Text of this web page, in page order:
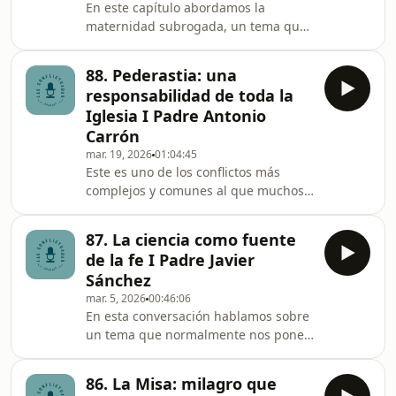
miedo? ¿Se puede sacarle provecho a
nuevas herramientas y tendencias sin
traicionar los valores cristianos y si
En este capítulo abordamos la
maternidad subrogada, un tema que
Colombia. La imposibilidad de tener
hijos puede ser uno de los dolores
más profundos para la sociedad y nos
lleva a preguntarnos ¿todo vale para
cumplir los deseos del corazón? Junto
con Juana Acosta, experta en
derechos humanos, exploramos este
dilema desde distintas aristas: e
88. Pederastia: una
responsabilidad de toda la
Iglesia I Padre Antonio
Carrón
mar. 19, 202601:04:45
Este es uno de los conflictos más
complejos y comunes al que muchos
muchísimo dolor en la Iglesia.
Invitamos al padre Antonio Carrón, un
experto en el tema, para que nos
ayudara a comprender mejor este
delito y la forma en que la Iglesia
Católica lo ha enfrentado. Con él
pudimos entender que, al formar
parte de la sociedad, la Ig
87. La ciencia como fuente
de la fe I Padre Javier
Sánchez
mar. 5, 202600:46:06
En esta conversación hablamos sobre
un tema que normalmente nos pone
hablamos con el padre Javier
86. La Misa: milagro que